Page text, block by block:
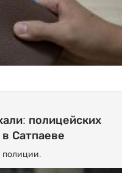
полицейских
Сатпаеве
полиции.